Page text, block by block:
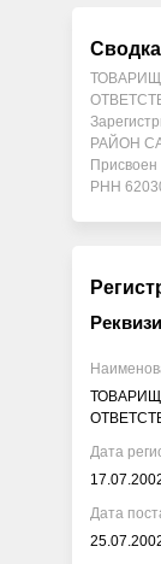
РАЙОН
Присвоен
РНН
Дата
Дата